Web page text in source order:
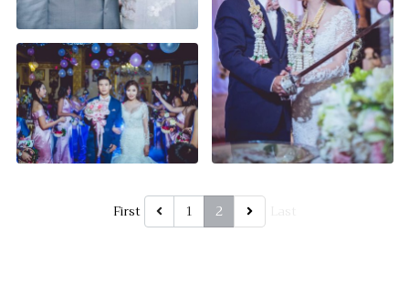
First 1 2